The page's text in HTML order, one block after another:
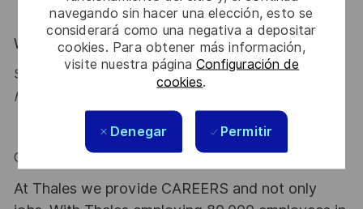
navegando sin hacer una elección, esto se
considerará como una negativa a depositar
cookies. Para obtener más información,
visite nuestra páginaConfiguración de
cookies.
Denegar Permitir
Why Join Us?
Say HI and learn more about working at Thales
here
On-site – #LI-Onsite
At Thales we provide CAREERS and not only